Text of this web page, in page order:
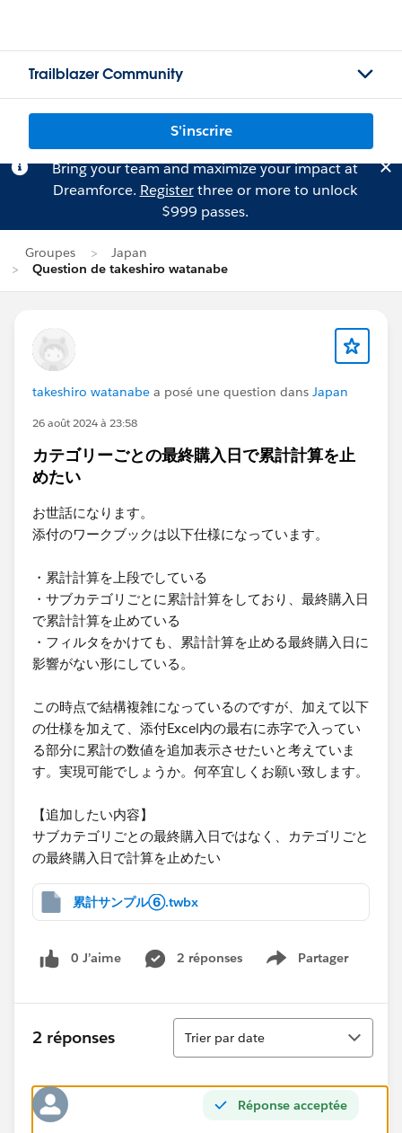
Trailblazer Community
S'inscrire
Bring your team and maximize your impact at
Dreamforce. Registerthree or more to unlock
$999 passes.
Groupes
Japan
Question de takeshiro watanabe
takeshiro watanabe a posé une question dans Japan
26 août 2024 à 23:58
カテゴリーごとの最終購入日で累計計算を止
めたい
お世話になります。
添付のワークブックは以下仕様になっています。
・累計計算を上段でしている
・サブカテゴリごとに累計計算をしており、最終購入日
で累計計算を止めている
・フィルタをかけても、累計計算を止める最終購入日に
影響がない形にしている。
この時点で結構複雑になっているのですが、加えて以下
の仕様を加えて、添付Excel内の最右に赤字で入ってい
る部分に累計の数値を追加表示させたいと考えていま
す。実現可能でしょうか。何卒宜しくお願い致します。
【追加したい内容】
サブカテゴリごとの最終購入日ではなく、カテゴリごと
の最終購入日で計算を止めたい
累計サンプル⑥.twbx
0 J’aime 2 réponses Partager
Show menu
2 réponses
Tri
Trier par date
Réponse acceptée